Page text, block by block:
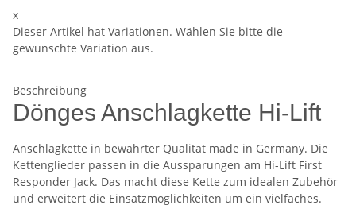
x
Dieser Artikel hat Variationen. Wählen Sie bitte die
gewünschte Variation aus.
Beschreibung
Dönges Anschlagkette Hi-Lift
Anschlagkette in bewährter Qualität made in Germany. Die
Kettenglieder passen in die Aussparungen am Hi-Lift First
Responder Jack. Das macht diese Kette zum idealen Zubehör
und erweitert die Einsatzmöglichkeiten um ein vielfaches.